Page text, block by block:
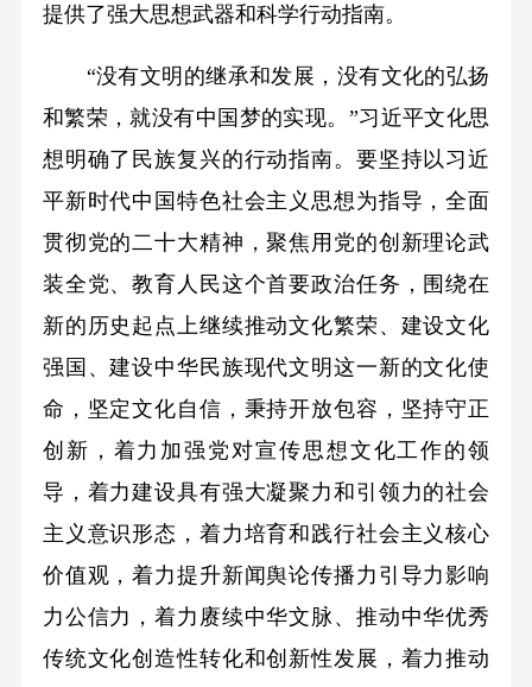
提供了强大思想武器和科学行动指南。
“没有文明的继承和发展，没有文化的弘扬
和繁荣，就没有中国梦的实现。”习近平文化思
想明确了民族复兴的行动指南。要坚持以习近
平新时代中国特色社会主义思想为指导，全面
贯彻党的二十大精神，聚焦用党的创新理论武
装全党、教育人民这个首要政治任务，围绕在
新的历史起点上继续推动文化繁荣、建设文化
强国、建设中华民族现代文明这一新的文化使
命，坚定文化自信，秉持开放包容，坚持守正
创新，着力加强党对宣传思想文化工作的领
导，着力建设具有强大凝聚力和引领力的社会
主义意识形态，着力培育和践行社会主义核心
价值观，着力提升新闻舆论传播力引导力影响
力公信力，着力赓续中华文脉、推动中华优秀
传统文化创造性转化和创新性发展，着力推动